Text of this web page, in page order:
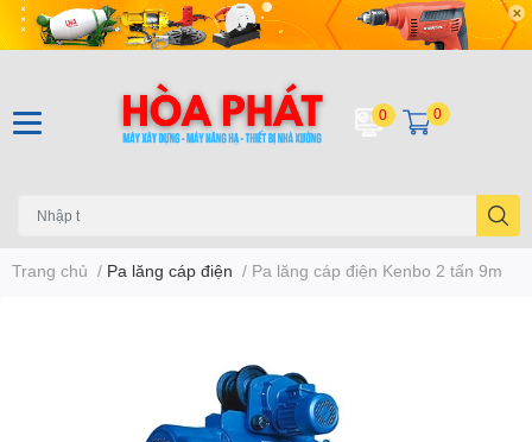
0 0
Trang chủ / Pa lăng cáp điện / Pa lăng cáp điện Kenbo 2 tấn 9m